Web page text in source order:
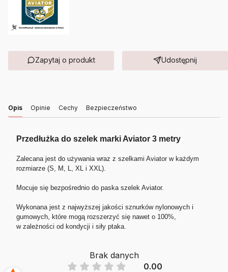
Zapytaj o produkt Udostępnij
Opis Opinie Cechy Bezpieczeństwo
Przedłużka do szelek marki Aviator 3 metry
Zalecana jest do używania wraz z szelkami Aviator w każdym
rozmiarze (S, M, L, XL i XXL).
Mocuje się bezpośrednio do paska szelek Aviator.
Wykonana jest z najwyższej jakości sznurków nylonowych i
gumowych, które mogą rozszerzyć się nawet o 100%,
w zależności od kondycji i siły ptaka.
Brak danych
0.00